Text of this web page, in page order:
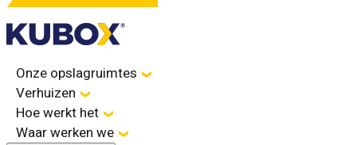
Onze opslagruimtes
Verhuizen
Hoe werkt het
Waar werken we